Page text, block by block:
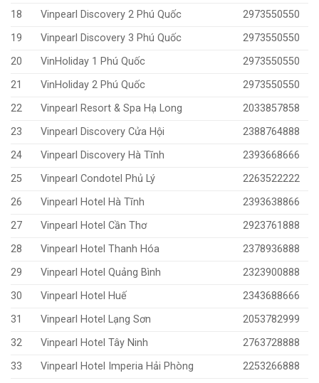
18
Vinpearl Discovery 2 Phú Quốc
2973550550
19
Vinpearl Discovery 3 Phú Quốc
2973550550
20
VinHoliday 1 Phú Quốc
2973550550
21
VinHoliday 2 Phú Quốc
2973550550
22
Vinpearl Resort & Spa Hạ Long
2033857858
23
Vinpearl Discovery Cửa Hội
2388764888
24
Vinpearl Discovery Hà Tĩnh
2393668666
25
Vinpearl Condotel Phủ Lý
2263522222
26
Vinpearl Hotel Hà Tĩnh
2393638866
27
Vinpearl Hotel Cần Thơ
2923761888
28
Vinpearl Hotel Thanh Hóa
2378936888
29
Vinpearl Hotel Quảng Bình
2323900888
30
Vinpearl Hotel Huế
2343688666
31
Vinpearl Hotel Lạng Sơn
2053782999
32
Vinpearl Hotel Tây Ninh
2763728888
33
Vinpearl Hotel Imperia Hải Phòng
2253266888